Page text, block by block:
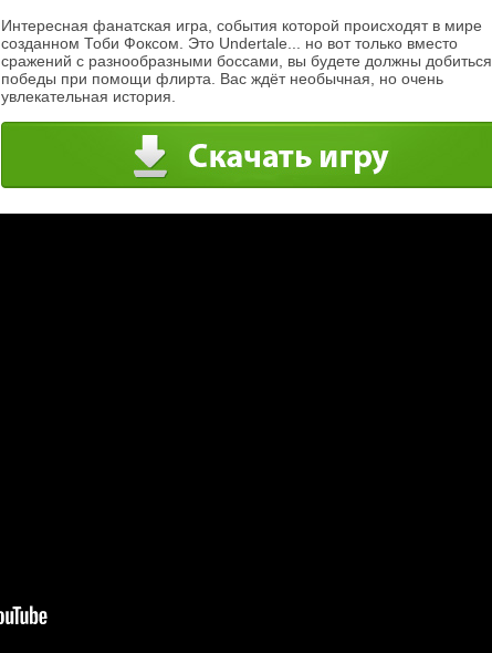
Интересная фанатская игра, события которой происходят в мире
созданном Тоби Фоксом. Это Undertale... но вот только вместо
сражений с разнообразными боссами, вы будете должны добиться
победы при помощи флирта. Вас ждёт необычная, но очень
увлекательная история.